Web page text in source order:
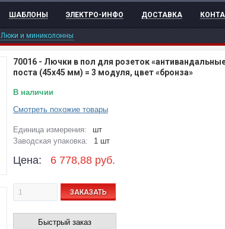
ШАБЛОНЫ ЭЛЕКТРО-ИНФО ДОСТАВКА
Люки и миниколонны
70016 - Лючки в пол для розеток
поста (45х45 мм) = 3 модуля, цвет «бронза»
В наличии
Смотреть похожие товары
Единица измерения:
шт
Заводская упаковка:
1 шт
Цена: 6 778,88 руб.
ЗАКАЗАТЬ
Быстрый заказ